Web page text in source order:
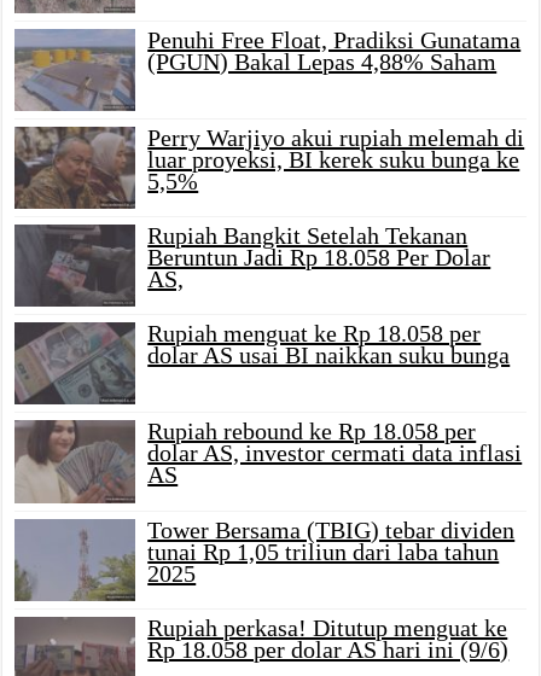
Penuhi Free Float, Pradiksi Gunatama
(PGUN) Bakal Lepas 4,88% Saham
Perry Warjiyo akui rupiah melemah di
luar proyeksi, BI kerek suku bunga ke
5,5%
Rupiah Bangkit Setelah Tekanan
Beruntun Jadi Rp 18.058 Per Dolar
AS,
Rupiah menguat ke Rp 18.058 per
dolar AS usai BI naikkan suku bunga
Rupiah rebound ke Rp 18.058 per
dolar AS, investor cermati data inflasi
AS
Tower Bersama (TBIG) tebar dividen
tunai Rp 1,05 triliun dari laba tahun
2025
Rupiah perkasa! Ditutup menguat ke
Rp 18.058 per dolar AS hari ini (9/6)